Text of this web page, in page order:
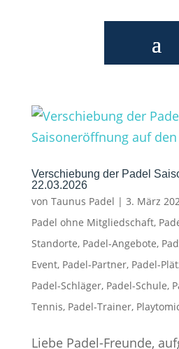
Verschiebung der Padel
22.03.2026
von Taunus Padel | 3. März
Padel ohne Mitgliedschaft,
Standorte, Padel-Angebote,
Event, Padel-Partner, Padel-
Padel-Schläger, Padel-Schule,
Tennis, Padel-Trainer,
Liebe Padel-Freunde,